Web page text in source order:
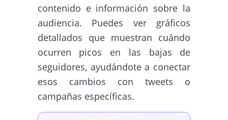
contenido e información sobre la
audiencia. Puedes ver gráficos
detallados que muestran cuándo
ocurren picos en las bajas de
seguidores, ayudándote a conectar
esos cambios con tweets o
campañas específicas.